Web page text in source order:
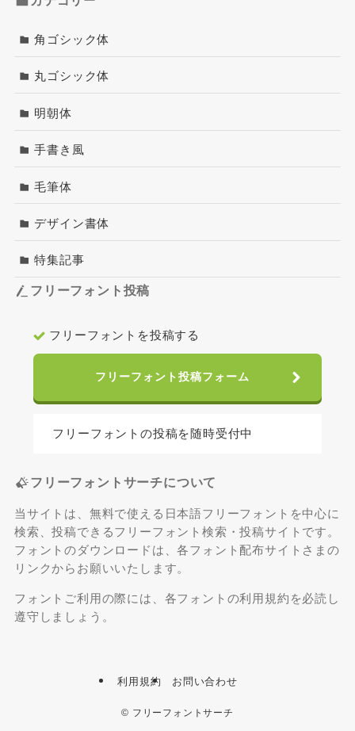
角ゴシック体
丸ゴシック体
明朝体
手書き風
毛筆体
デザイン書体
特集記事
フリーフォント投稿
フリーフォントを投稿する
フリーフォント投稿フォーム
フリーフォントの投稿を随時受付中
フリーフォントサーチについて
当サイトは、無料で使える日本語フリーフォントを中心に
検索、投稿できるフリーフォント検索・投稿サイトです。
フォントのダウンロードは、各フォント配布サイトさまの
リンクからお願いいたします。
フォントご利用の際には、各フォントの利用規約を必読し
遵守しましょう。
利用規約 お問い合わせ
© フリーフォントサーチ